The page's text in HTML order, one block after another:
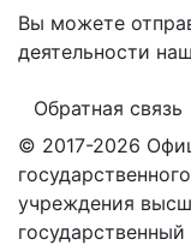
Вы можете
деятельности
Обратная связь
© 2017-2026
учреждения